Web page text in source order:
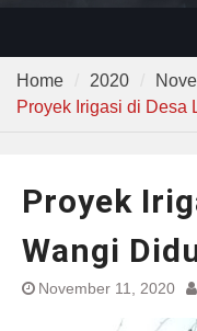
Home 2020
Proyek Irigasi di Desa
Proyek
Wangi
November 11, 2020